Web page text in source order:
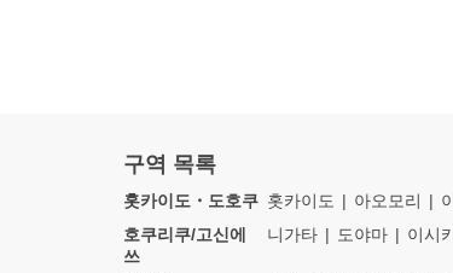
구역 목록
홋카이도・도호쿠 홋카이도 아오모리
호쿠리쿠/고신에
쓰
니가타 도야마 이시